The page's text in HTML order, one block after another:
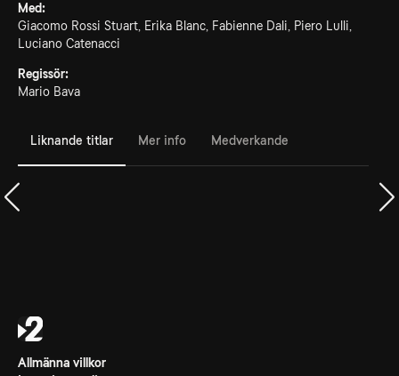
Med:
Giacomo Rossi Stuart, Erika Blanc, Fabienne Dali, Piero Lulli,
Luciano Catenacci
Regissör:
Mario Bava
Liknande titlar Mer info Medverkande
Allmänna villkor